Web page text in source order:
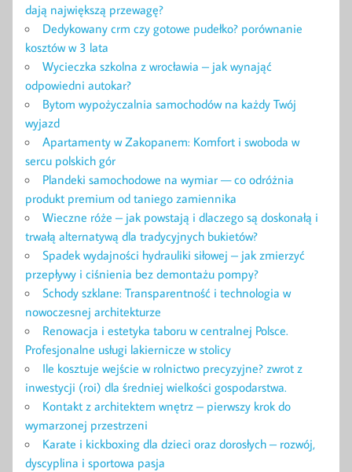
dają największą przewagę?
Dedykowany crm czy gotowe pudełko? porównanie
kosztów w 3 lata
Wycieczka szkolna z wrocławia – jak wynająć
odpowiedni autokar?
Bytom wypożyczalnia samochodów na każdy Twój
wyjazd
Apartamenty w Zakopanem: Komfort i swoboda w
sercu polskich gór
Plandeki samochodowe na wymiar — co odróżnia
produkt premium od taniego zamiennika
Wieczne róże – jak powstają i dlaczego są doskonałą i
trwałą alternatywą dla tradycyjnych bukietów?
Spadek wydajności hydrauliki siłowej – jak zmierzyć
przepływy i ciśnienia bez demontażu pompy?
Schody szklane: Transparentność i technologia w
nowoczesnej architekturze
Renowacja i estetyka taboru w centralnej Polsce.
Profesjonalne usługi lakiernicze w stolicy
Ile kosztuje wejście w rolnictwo precyzyjne? zwrot z
inwestycji (roi) dla średniej wielkości gospodarstwa.
Kontakt z architektem wnętrz – pierwszy krok do
wymarzonej przestrzeni
Karate i kickboxing dla dzieci oraz dorosłych – rozwój,
dyscyplina i sportowa pasja